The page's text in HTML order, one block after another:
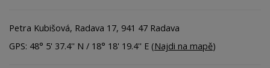
Petra Kubišová, Radava 17, 941 47 Radava
GPS: 48° 5' 37.4'' N / 18° 18' 19.4'' E (Najdi na mapě)